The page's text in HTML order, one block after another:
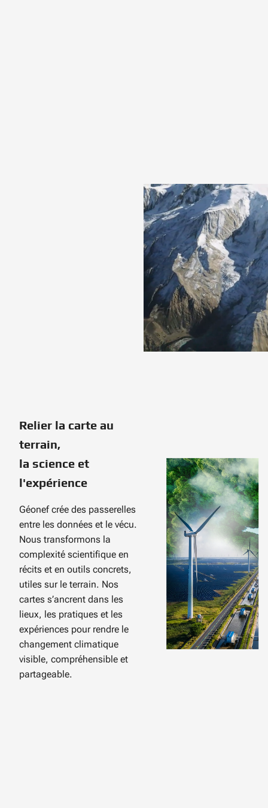
Relier la carte au
terrain,
la science et
l'expérience
Géonef crée des passerelles
entre les données et le vécu.
Nous transformons la
complexité scientifique en
récits et en outils concrets,
utiles sur le terrain. Nos
cartes s’ancrent dans les
lieux, les pratiques et les
expériences pour rendre le
changement climatique
visible, compréhensible et
partageable.